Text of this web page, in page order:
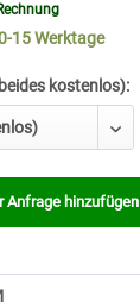
15 Werktage
kostenlos):
Anfrage hinzufügen